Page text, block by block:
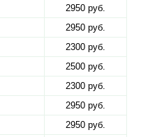
2950 руб.
2950 руб.
2300 руб.
2500 руб.
2300 руб.
2950 руб.
2950 руб.